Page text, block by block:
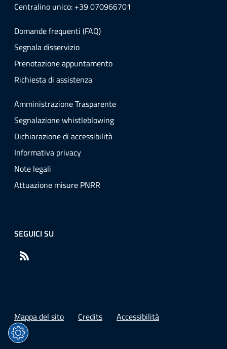
Centralino unico: +39 070966701
Domande frequenti (FAQ)
Segnala disservizio
Prenotazione appuntamento
Richiesta di assistenza
Amministrazione Trasparente
Segnalazione whistleblowing
Dichiarazione di accessibilità
Informativa privacy
Note legali
Attuazione misure PNRR
SEGUICI SU
Mappa del sito Credits Accessibilità